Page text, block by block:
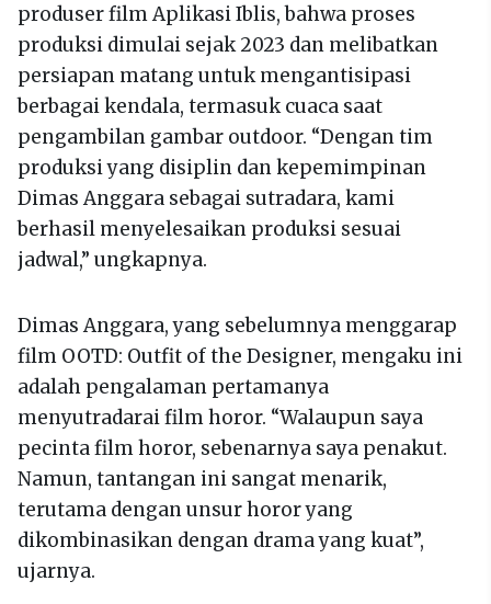
produser film Aplikasi Iblis, bahwa proses
produksi dimulai sejak 2023 dan melibatkan
persiapan matang untuk mengantisipasi
berbagai kendala, termasuk cuaca saat
pengambilan gambar outdoor. “Dengan tim
produksi yang disiplin dan kepemimpinan
Dimas Anggara sebagai sutradara, kami
berhasil menyelesaikan produksi sesuai
jadwal,” ungkapnya.
Dimas Anggara, yang sebelumnya menggarap
film OOTD: Outfit of the Designer, mengaku ini
adalah pengalaman pertamanya
menyutradarai film horor. “Walaupun saya
pecinta film horor, sebenarnya saya penakut.
Namun, tantangan ini sangat menarik,
terutama dengan unsur horor yang
dikombinasikan dengan drama yang kuat”,
ujarnya.